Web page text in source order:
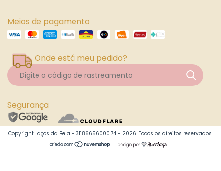
Meios de pagamento
Onde está meu pedido?
Segurança
Copyright Laços da Bela - 31186656000174 - 2026. Todos os direitos reservados.